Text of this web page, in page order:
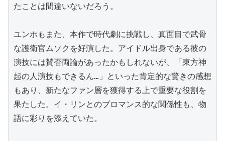
たことは間違いないだろう。
ユンホもまた、本作で時代劇に挑戦し、真面目で武骨
な護衛官ムソクを好演した。アイドル出身である彼の
演技には賛否両論があったかもしれないが、「東方神
起の人演技もできるん…」といった肯定的な驚きの感想
もあり、新たなファン層を獲得する上で重要な役割を
果たした。イ・リンとのブロマンス的な関係性も、物
語に彩りを添えていた。